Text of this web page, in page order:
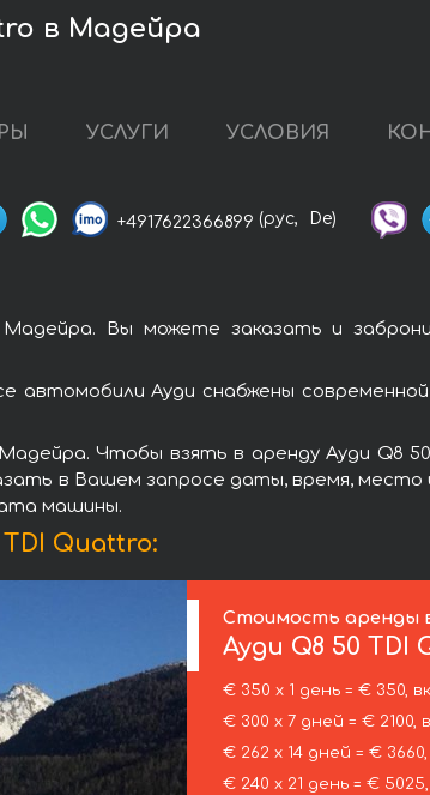
в Мадейра
УСЛУГИ УСЛОВИЯ
+4917622366899 (рус, De)
Вы можете заказать и
Ауди снабжены
Чтобы взять в аренду Ауди Q8
в Вашем запросе даты, время, место
машины.
Quattro:
Стоимость аренды
Ауди Q8 50 TDI
€ 350 х 1 день = € 350,
€ 300 х 7 дней = € 2100,
€ 262 х 14 дней = €
€ 240 х 21 день = €